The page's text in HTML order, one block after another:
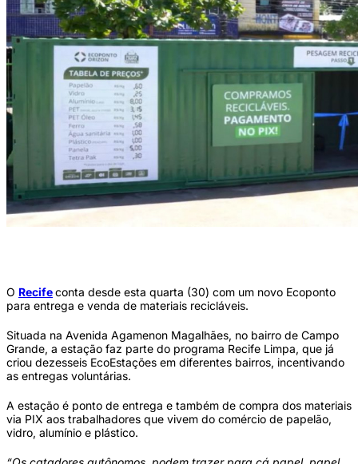
O Recifeconta desde esta quarta (30) com um novo Ecoponto
para entrega e venda de materiais recicláveis.
Situada na Avenida Agamenon Magalhães, no bairro de Campo
Grande, a estação faz parte do programa Recife Limpa, que já
criou dezesseis EcoEstações em diferentes bairros, incentivando
as entregas voluntárias.
A estação é ponto de entrega e também de compra dos materiais
via PIX aos trabalhadores que vivem do comércio de papelão,
vidro, alumínio e plástico.